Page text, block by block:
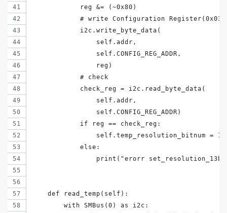
            reg &= (~0x80)
            # write Configuration Register(0x03)
            i2c.write_byte_data(
                self.addr,
                self.CONFIG_REG_ADDR,
                reg)
            # check
            check_reg = i2c.read_byte_data(
                self.addr,
                self.CONFIG_REG_ADDR)
            if reg == check_reg:
                self.temp_resolution_bitnum = 13
            else:
print("erorr
    def read_temp(self):
        with SMBus(0) as i2c: